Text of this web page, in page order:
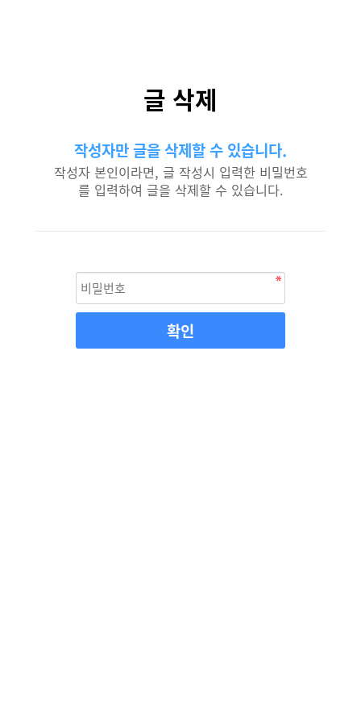
글 삭제
작성자만 글을 삭제할 수 있습니다.
작성자 본인이라면, 글 작성시 입력한 비밀번호
를 입력하여 글을 삭제할 수 있습니다.